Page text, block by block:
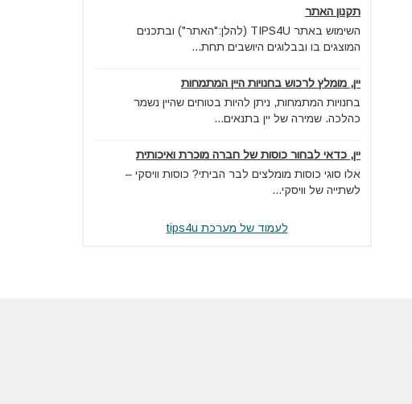
תקנון האתר
השימוש באתר TIPS4U (להלן:"האתר") ובתכנים
המוצגים בו ובבלוגים היושבים תחת...
יין, מומלץ לרכוש בחנויות היין המתמחות
בחנויות המתמחות, ניתן להיות בטוחים שהיין נשמר
כהלכה. שמירה של יין בתנאים...
יין, כדאי לבחור כוסות של חברה מוכרת ואיכותית
אלו סוגי כוסות מומלצים לבר הביתי? כוסות וויסקי –
לשתייה של וויסקי...
לעמוד של מערכת tips4u